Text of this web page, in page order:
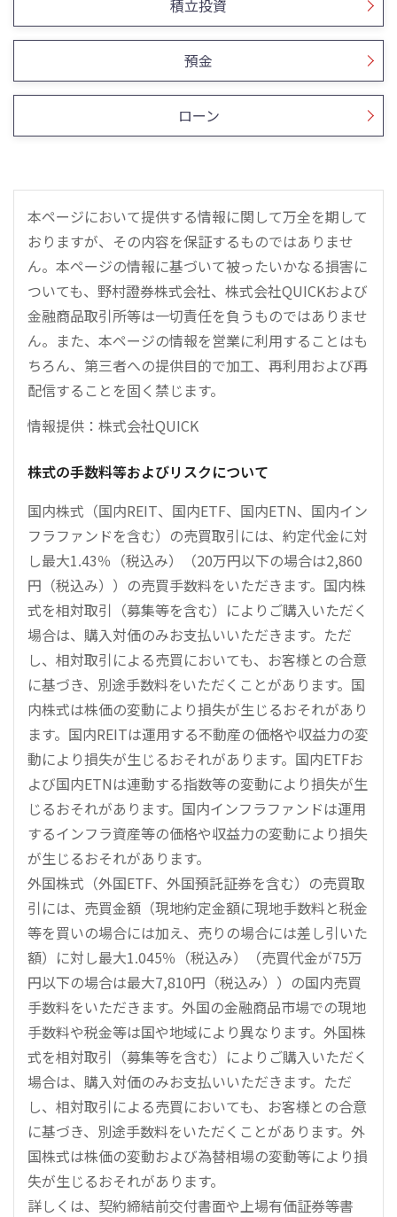
積立投資
預金
ローン
本ページにおいて提供する情報に関して万全を期して
おりますが、その内容を保証するものではありませ
ん。本ページの情報に基づいて被ったいかなる損害に
ついても、野村證券株式会社、株式会社QUICKおよび
金融商品取引所等は一切責任を負うものではありませ
ん。また、本ページの情報を営業に利用することはも
ちろん、第三者への提供目的で加工、再利用および再
配信することを固く禁じます。
情報提供：株式会社QUICK
株式の手数料等およびリスクについて
国内株式（国内REIT、国内ETF、国内ETN、国内イン
フラファンドを含む）の売買取引には、約定代金に対
し最大1.43％（税込み）（20万円以下の場合は2,860
円（税込み））の売買手数料をいただきます。国内株
式を相対取引（募集等を含む）によりご購入いただく
場合は、購入対価のみお支払いいただきます。ただ
し、相対取引による売買においても、お客様との合意
に基づき、別途手数料をいただくことがあります。国
内株式は株価の変動により損失が生じるおそれがあり
ます。国内REITは運用する不動産の価格や収益力の変
動により損失が生じるおそれがあります。国内ETFお
よび国内ETNは連動する指数等の変動により損失が生
じるおそれがあります。国内インフラファンドは運用
するインフラ資産等の価格や収益力の変動により損失
が生じるおそれがあります。
外国株式（外国ETF、外国預託証券を含む）の売買取
引には、売買金額（現地約定金額に現地手数料と税金
等を買いの場合には加え、売りの場合には差し引いた
額）に対し最大1.045％（税込み）（売買代金が75万
円以下の場合は最大7,810円（税込み））の国内売買
手数料をいただきます。外国の金融商品市場での現地
手数料や税金等は国や地域により異なります。外国株
式を相対取引（募集等を含む）によりご購入いただく
場合は、購入対価のみお支払いいただきます。ただ
し、相対取引による売買においても、お客様との合意
に基づき、別途手数料をいただくことがあります。外
国株式は株価の変動および為替相場の変動等により損
失が生じるおそれがあります。
詳しくは、契約締結前交付書面や上場有価証券等書